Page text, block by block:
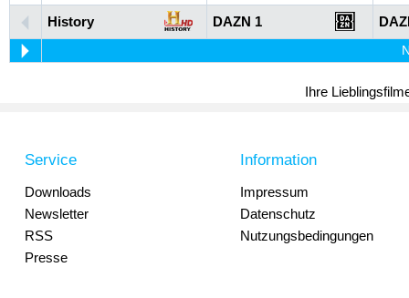
History DAZN 1
Ihre
Service
Downloads
Newsletter
RSS
Presse
Information
Impressum
Datenschutz
Nutzungsbedingungen